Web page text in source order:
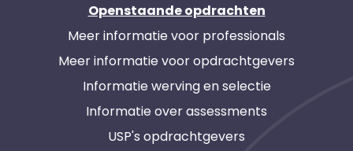
Openstaande opdrachten
Meer informatie voor professionals
Meer informatie voor opdrachtgevers
Informatie werving en selectie
Informatie over assessments
USP's opdrachtgevers